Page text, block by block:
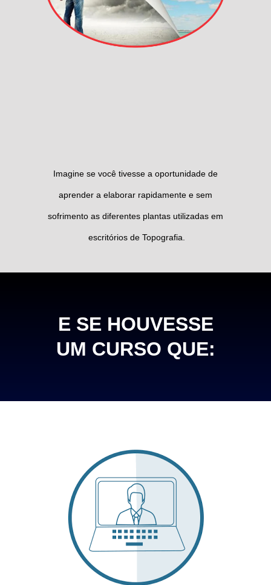
Imagine se você tivesse a oportunidade de
aprender a elaborar rapidamente e sem
sofrimento as diferentes plantas utilizadas em
escritórios de Topografia.
E SE HOUVESSE
UM CURSO QUE: